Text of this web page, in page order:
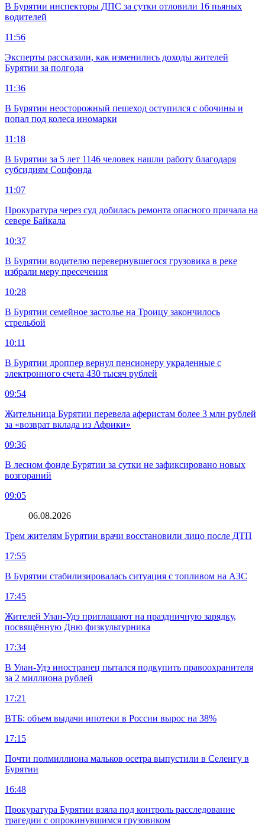
В Бурятии инспекторы ДПС за сутки отловили 16 пьяных
водителей
11:56
Эксперты рассказали, как изменились доходы жителей
Бурятии за полгода
11:36
В Бурятии неосторожный пешеход оступился с обочины и
попал под колеса иномарки
11:18
В Бурятии за 5 лет 1146 человек нашли работу благодаря
субсидиям Соцфонда
11:07
Прокуратура через суд добилась ремонта опасного причала на
севере Байкала
10:37
В Бурятии водителю перевернувшегося грузовика в реке
избрали меру пресечения
10:28
В Бурятии семейное застолье на Троицу закончилось
стрельбой
10:11
В Бурятии дроппер вернул пенсионеру украденные с
электронного счета 430 тысяч рублей
09:54
Жительница Бурятии перевела аферистам более 3 млн рублей
за «возврат вклада из Африки»
09:36
В лесном фонде Бурятии за сутки не зафиксировано новых
возгораний
09:05
06.08.2026
Трем жителям Бурятии врачи восстановили лицо после ДТП
17:55
В Бурятии стабилизировалась ситуация с топливом на АЗС
17:45
Жителей Улан-Удэ приглашают на праздничную зарядку,
посвящённую Дню физкультурника
17:34
В Улан-Удэ иностранец пытался подкупить правоохранителя
за 2 миллиона рублей
17:21
ВТБ: объем выдачи ипотеки в России вырос на 38%
17:15
Почти полмиллиона мальков осетра выпустили в Селенгу в
Бурятии
16:48
Прокуратура Бурятии взяла под контроль расследование
трагедии с опрокинувшимся грузовиком